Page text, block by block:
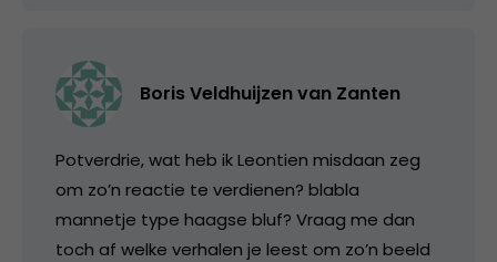
Boris Veldhuijzen van Zanten
Potverdrie, wat heb ik Leontien misdaan zeg
om zo’n reactie te verdienen? blabla
mannetje type haagse bluf? Vraag me dan
toch af welke verhalen je leest om zo’n beeld